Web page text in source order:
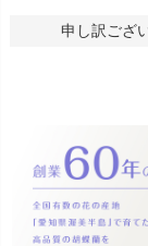
申し訳ござ